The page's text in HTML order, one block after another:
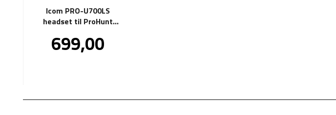
Icom PRO-U700LS
headset til ProHunt
Pris
699,00